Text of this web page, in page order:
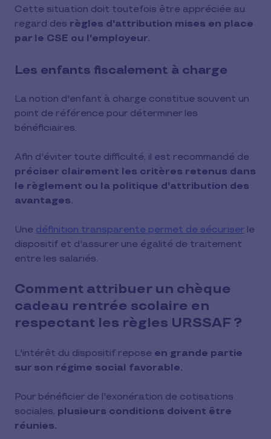
Cette situation doit toutefois être appréciée au
regard des règles d'attribution mises en place
par le CSE ou l'employeur.
Les enfants fiscalement à charge
La notion d'enfant à charge constitue souvent un
point de référence pour déterminer les
bénéficiaires.
Afin d'éviter toute difficulté, il est recommandé de
préciser clairement les critères retenus dans
le règlement ou la politique d'attribution des
avantages.
Une définition transparente permet de sécuriser le
dispositif et d'assurer une égalité de traitement
entre les salariés.
Comment attribuer un chèque
cadeau rentrée scolaire en
respectant les règles URSSAF ?
L'intérêt du dispositif repose en grande partie
sur son régime social favorable.
Pour bénéficier de l'exonération de cotisations
sociales, plusieurs conditions doivent être
réunies.